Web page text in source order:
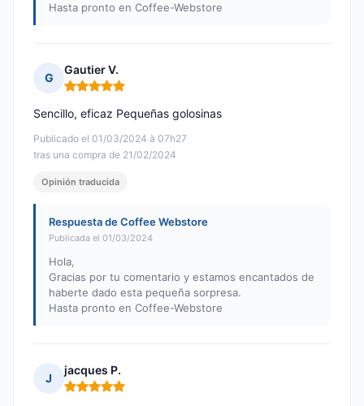
Hasta pronto en Coffee-Webstore
G
Gautier V.
Nota: 5 de 5
Publicado el 01/03/2024 à 07h27
tras una compra de 21/02/2024
Sencillo, eficaz Pequeñas golosinas
Opinión traducida
Respuesta de Coffee Webstore
Publicada el 01/03/2024
Hola,
Gracias por tu comentario y estamos encantados de
haberte dado esta pequeña sorpresa.
Hasta pronto en Coffee-Webstore
J
jacques P.
Nota: 5 de 5